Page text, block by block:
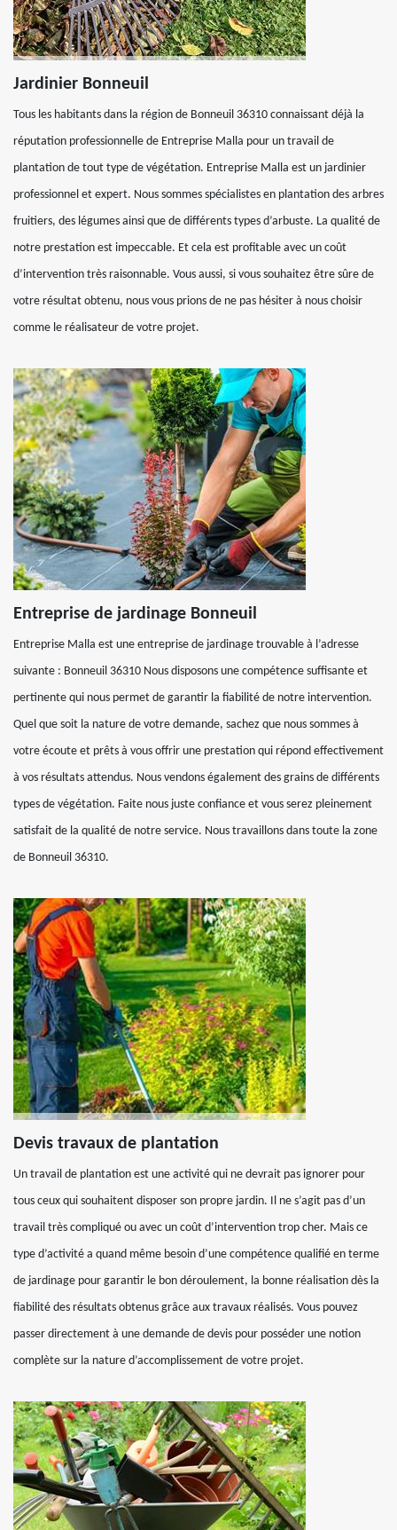
Jardinier Bonneuil
Tous les habitants dans la région de Bonneuil 36310 connaissant déjà la
réputation professionnelle de Entreprise Malla pour un travail de
plantation de tout type de végétation. Entreprise Malla est un jardinier
professionnel et expert. Nous sommes spécialistes en plantation des arbres
fruitiers, des légumes ainsi que de différents types d’arbuste. La qualité de
notre prestation est impeccable. Et cela est profitable avec un coût
d’intervention très raisonnable. Vous aussi, si vous souhaitez être sûre de
votre résultat obtenu, nous vous prions de ne pas hésiter à nous choisir
comme le réalisateur de votre projet.
Entreprise de jardinage Bonneuil
Entreprise Malla est une entreprise de jardinage trouvable à l’adresse
suivante : Bonneuil 36310 Nous disposons une compétence suffisante et
pertinente qui nous permet de garantir la fiabilité de notre intervention.
Quel que soit la nature de votre demande, sachez que nous sommes à
votre écoute et prêts à vous offrir une prestation qui répond effectivement
à vos résultats attendus. Nous vendons également des grains de différents
types de végétation. Faite nous juste confiance et vous serez pleinement
satisfait de la qualité de notre service. Nous travaillons dans toute la zone
de Bonneuil 36310.
Devis travaux de plantation
Un travail de plantation est une activité qui ne devrait pas ignorer pour
tous ceux qui souhaitent disposer son propre jardin. Il ne s’agit pas d’un
travail très compliqué ou avec un coût d’intervention trop cher. Mais ce
type d’activité a quand même besoin d’une compétence qualifié en terme
de jardinage pour garantir le bon déroulement, la bonne réalisation dès la
fiabilité des résultats obtenus grâce aux travaux réalisés. Vous pouvez
passer directement à une demande de devis pour posséder une notion
complète sur la nature d’accomplissement de votre projet.